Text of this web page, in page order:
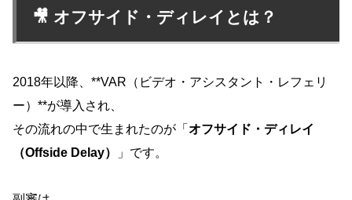
🎥 オフサイド・ディレイとは？
2018年以降、**VAR（ビデオ・アシスタント・レフェリ
ー）**が導入され、
その流れの中で生まれたのが「 オフサイド・ディレイ
（Offside Delay）
」です。